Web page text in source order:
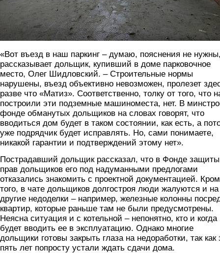
«Вот въезд в наш паркинг – думаю, пояснения не
рассказывает дольщик, купивший в доме парковочное
место, Олег Шидловский. – Строительные нормы
нарушены, въезд объективно невозможен, пролезет
разве что «Матиз». Соответственно, толку от того, что
построили эти подземные машиноместа, нет. В
фонде обманутых дольщиков на словах говорят, что
вводиться дом будет в таком состоянии, как есть, а
уже подрядчик будет исправлять. Но, сами понимаете,
никакой гарантии и подтверждений этому нет».
Пострадавший дольщик рассказал, что в Фонде защиты
прав дольщиков его под надуманными предлогами
отказались знакомить с проектной документацией.
того, в чате дольщиков долгостроя люди жалуются и на
другие недоделки – например, железные колонны
квартир, которые раньше там не были предусмотрены.
Неясна ситуация и с котельной – непонятно, кто и когда
будет вводить ее в эксплуатацию. Однако многие
дольщики готовы закрыть глаза на недоработки, так как
пять лет попросту устали ждать сдачи дома.